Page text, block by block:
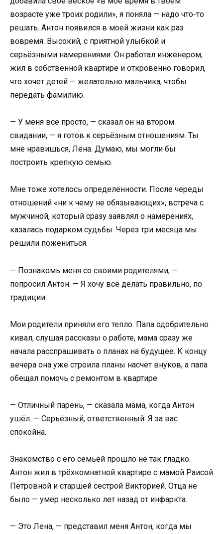
возрасте уже троих родили», я поняла — надо что-то
решать. Антон появился в моей жизни как раз
вовремя. Высокий, с приятной улыбкой и
серьёзными намерениями. Он работал инженером,
жил в собственной квартире и откровенно говорил,
что хочет детей — желательно мальчика, чтобы
передать фамилию.
— У меня всё просто, — сказал он на втором
свидании, — я готов к серьёзным отношениям. Ты
мне нравишься, Лена. Думаю, мы могли бы
построить крепкую семью.
Мне тоже хотелось определённости. После череды
отношений «ни к чему не обязывающих», встреча с
мужчиной, который сразу заявлял о намерениях,
казалась подарком судьбы. Через три месяца мы
решили пожениться.
— Познакомь меня со своими родителями, —
попросил Антон. — Я хочу всё делать правильно, по
традиции.
Мои родители приняли его тепло. Папа одобрительно
кивал, слушая рассказы о работе, мама сразу же
начала расспрашивать о планах на будущее. К концу
вечера она уже строила планы насчёт внуков, а папа
обещал помочь с ремонтом в квартире.
— Отличный парень, — сказала мама, когда Антон
ушёл. — Серьёзный, ответственный. Я за вас
спокойна.
Знакомство с его семьёй прошло не так гладко.
Антон жил в трёхкомнатной квартире с мамой Раисой
Петровной и старшей сестрой Викторией. Отца не
было — умер несколько лет назад от инфаркта.
— Это Лена, — представил меня Антон, когда мы